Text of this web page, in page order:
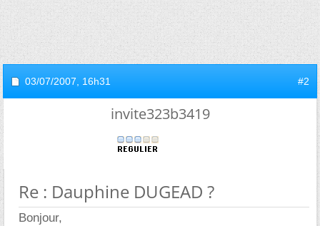
03/07/2007, 16h31 #2
invite323b3419
Re : Dauphine DUGEAD ?
Bonjour,